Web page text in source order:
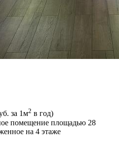
за 1м2 в год)
помещение площадью 28
на 4 этаже